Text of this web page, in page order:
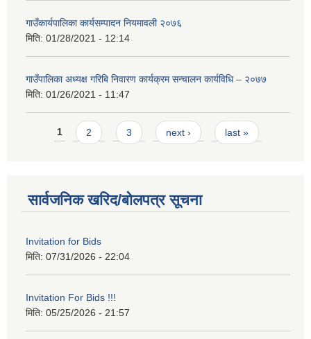
गाउँकार्यपालिका कार्यसम्पादन नियमावली २०७६
मिति: 01/28/2021 - 12:14
गाउँपालिका अध्यक्ष गरिबि निवारण कार्यक्रम सन्चालन कार्यविधि – २०७७
मिति: 01/26/2021 - 11:47
Pages
1 2 3 next › last »
सार्वजनिक खरिद/बोलपत्र सूचना
Invitation for Bids
मिति: 07/31/2026 - 22:04
Invitation For Bids !!!
मिति: 05/25/2026 - 21:57